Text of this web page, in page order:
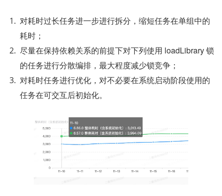
对耗时过长任务进一步进行拆分，缩短任务在单组中的
耗时；
尽量在保持依赖关系的前提下对下列使用 loadLibrary 锁
的任务进行分散编排，最大程度减少锁竞争；
对耗时任务进行优化，对不必要在系统启动阶段使用的
任务在可交互后初始化。